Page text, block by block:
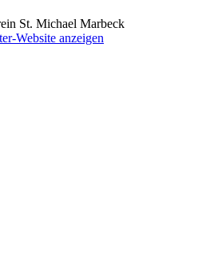
St. Michael Marbeck
Website anzeigen